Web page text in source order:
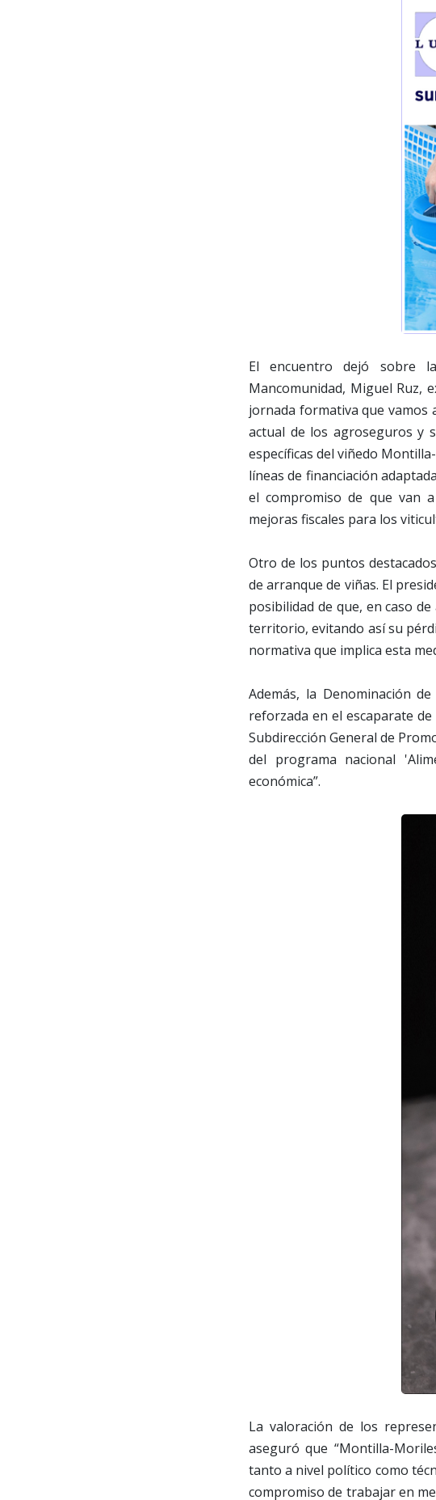
El encuentro dejó sobre
Mancomunidad, Miguel Ruz,
jornada formativa que vamos
actual de los agroseguros y
específicas del viñedo
líneas de financiación
el compromiso de que van
mejoras fiscales para los
Otro de los puntos
de arranque de viñas. El
posibilidad de que, en caso
territorio, evitando así su
normativa que implica esta
Además, la Denominación
reforzada en el escaparate de
Subdirección General de
del programa nacional
económica”.
La valoración de los
aseguró que “Montilla-
tanto a nivel político como
compromiso de trabajar en